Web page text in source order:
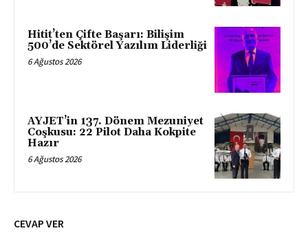
Hitit’ten Çifte Başarı: Bilişim
500’de Sektörel Yazılım Liderliği
6 Ağustos 2026
AYJET’in 137. Dönem Mezuniyet
Coşkusu: 22 Pilot Daha Kokpite
Hazır
6 Ağustos 2026
CEVAP VER